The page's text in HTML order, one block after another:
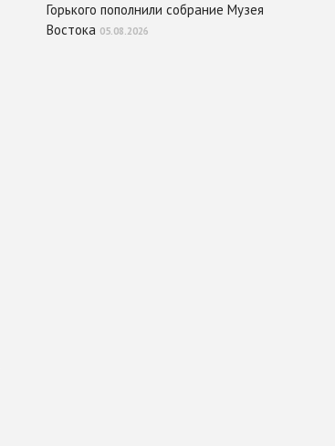
Горького пополнили собрание Музея
Востока 05.08.2026